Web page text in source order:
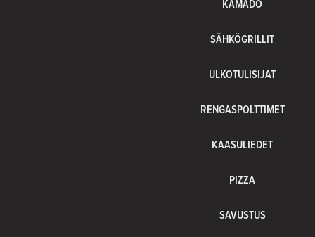
KAMADO
SÄHKÖGRILLIT
ULKOTULISIJAT
RENGASPOLTTIMET
KAASULIEDET
PIZZA
SAVUSTUS